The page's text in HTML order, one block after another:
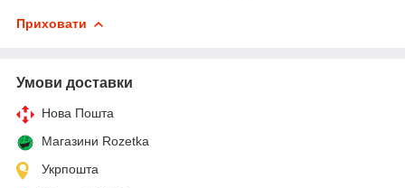
Приховати
Умови доставки
Нова Пошта
Магазини Rozetka
Укрпошта